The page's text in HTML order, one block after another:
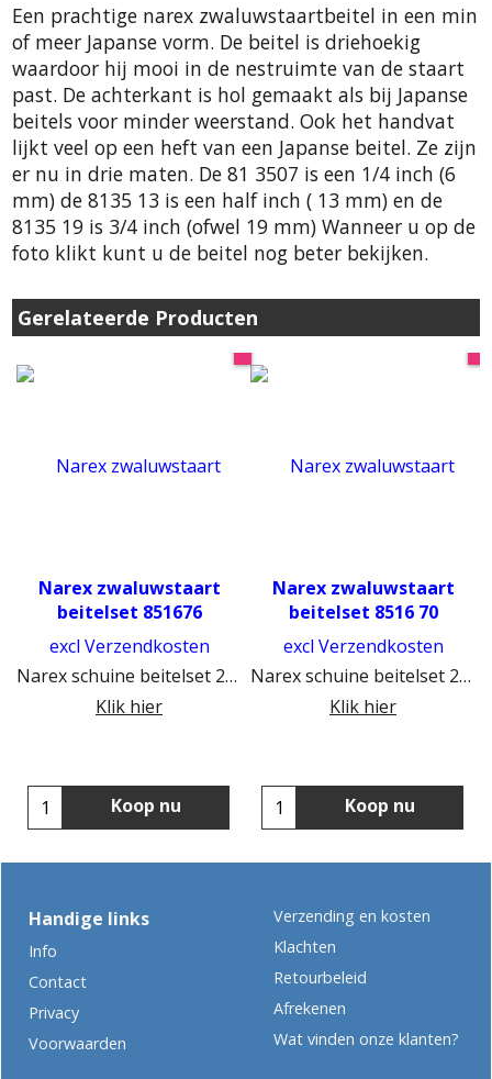
Een prachtige narex zwaluwstaartbeitel in een min
of meer Japanse vorm. De beitel is driehoekig
waardoor hij mooi in de nestruimte van de staart
past. De achterkant is hol gemaakt als bij Japanse
beitels voor minder weerstand. Ook het handvat
lijkt veel op een heft van een Japanse beitel. Ze zijn
er nu in drie maten. De 81 3507 is een 1/4 inch (6
mm) de 8135 13 is een half inch ( 13 mm) en de
8135 19 is 3/4 inch (ofwel 19 mm) Wanneer u op de
foto klikt kunt u de beitel nog beter bekijken.
Gerelateerde Producten
Narex zwaluwstaart
beitelset 851676
excl Verzendkosten
Narex schuine beitelset 26 mm
Klik hier
Koop nu
Narex zwaluwstaart
beitelset 8516 70
excl Verzendkosten
Narex schuine beitelset 20 mm
Klik hier
Koop nu
Handige links
Info
Contact
Privacy
Voorwaarden
Verzending en kosten
Klachten
Retourbeleid
Afrekenen
Wat vinden onze klanten?